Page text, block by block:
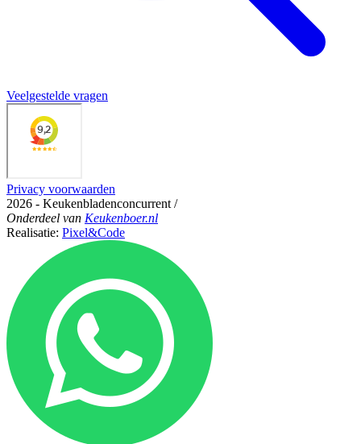
Veelgestelde vragen
Privacy voorwaarden
2026 - Keukenbladenconcurrent /
Onderdeel van Keukenboer.nl
Realisatie: Pixel&Code